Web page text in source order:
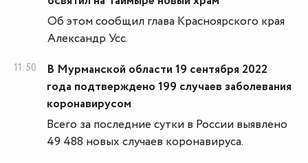
Об этом сообщил глава Красноярского края
Александр Усс.
11:50
В Мурманской области 19 сентября 2022
года подтверждено 199 случаев заболевания
коронавирусом
Всего за последние сутки в России выявлено
49 488 новых случаев коронавируса.